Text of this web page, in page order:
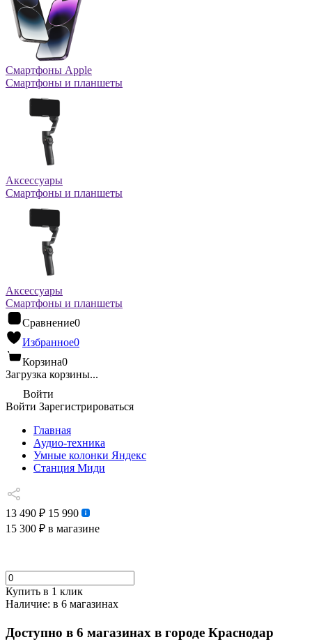
Смартфоны Apple
Смартфоны и планшеты
Аксессуары
Смартфоны и планшеты
Аксессуары
Смартфоны и планшеты
Сравнение0
Избранное0
Корзина0
Загрузка корзины...
Войти
Войти Зарегистрироваться
Главная
Аудио-техника
Умные колонки Яндекс
Станция Миди
13 490 ₽ 15 990
15 300 ₽ в магазине
Купить в 1 клик
Наличие: в 6 магазинах
Доступно в 6 магазинах в городе Краснодар